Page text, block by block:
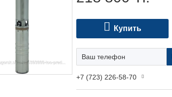
Купить
+7 (723) 226-58-70